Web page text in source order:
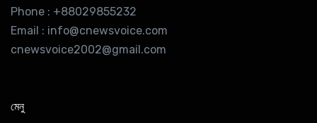
Phone : +88029855232
Email : info@cnewsvoice.com
cnewsvoice2002@gmail.com
মেনু